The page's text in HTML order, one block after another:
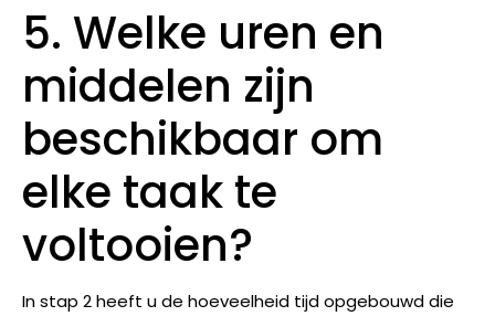
5. Welke uren en
middelen zijn
beschikbaar om
elke taak te
voltooien?
In stap 2 heeft u de hoeveelheid tijd opgebouwd die